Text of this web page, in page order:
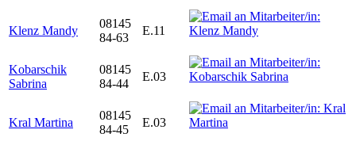
Klenz Mandy
08145
84-63
E.11
Kobarschik
Sabrina
08145
84-44
E.03
Kral Martina
08145
84-45
E.03